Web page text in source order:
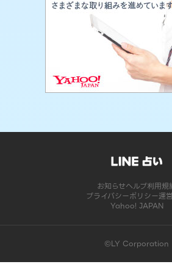
お知らせヘルプ利用規
プライバシーポリシー運
Yahoo! JAPAN
©LY Corporation
このコンテンツは掲載が終了しました